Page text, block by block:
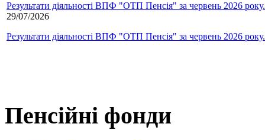
Результати діяльності ВПФ "ОТП Пенсія" за червень 2026 року.
29/07/2026
Результати діяльності ВПФ "ОТП Пенсія" за червень 2026 року.
Пенсійні фонди